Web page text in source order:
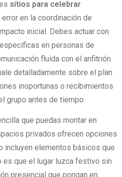
sitios para celebrar
error en la coordinación de
inicial. Debes actuar con
en personas de
fluida con el anfitrión
detalladamente sobre el plan
inoportunas o recibimientos
grupo antes de tiempo.
que puedas montar en
privados ofrecen opciones
incluyen elementos básicos que
es que el lugar luzca festivo sin
presencial que pongan en